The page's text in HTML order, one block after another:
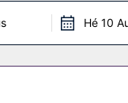
nyitva tartó
helyszínen.
Hé 10